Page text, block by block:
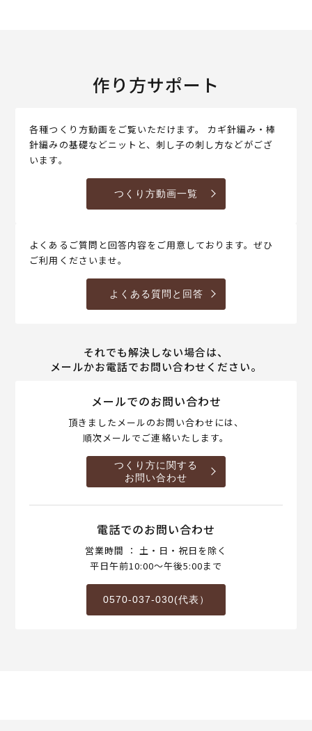
作り方サポート
各種つくり方動画をご覧いただけます。 カギ針編み・棒
針編みの基礎などニットと、刺し子の刺し方などがござ
います。
つくり方動画一覧
よくあるご質問と回答内容をご用意しております。ぜひ
ご利用くださいませ。
よくある質問と回答
それでも解決しない場合は、
メールかお電話でお問い合わせください。
メールでのお問い合わせ
頂きましたメールのお問い合わせには、
順次メールでご連絡いたします。
つくり方に関する
お問い合わせ
電話でのお問い合わせ
営業時間 ： 土・日・祝日を除く
平日午前10:00～午後5:00まで
0570-037-030(代表）